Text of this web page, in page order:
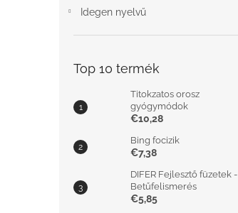
Idegen nyelvű
Top 10 termék
Titokzatos orosz
gyógymódok
€10,28
Bing focizik
€7,38
DIFER Fejlesztő füzetek -
Betűfelismerés
€5,85